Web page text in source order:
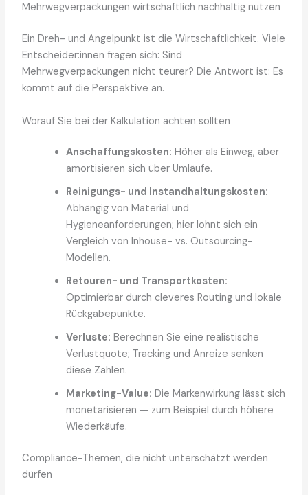
Mehrwegverpackungen wirtschaftlich nachhaltig nutzen
Ein Dreh- und Angelpunkt ist die Wirtschaftlichkeit. Viele
Entscheider:innen fragen sich: Sind
Mehrwegverpackungen nicht teurer? Die Antwort ist: Es
kommt auf die Perspektive an.
Worauf Sie bei der Kalkulation achten sollten
Anschaffungskosten: Höher als Einweg, aber
amortisieren sich über Umläufe.
Reinigungs- und Instandhaltungskosten:
Abhängig von Material und
Hygieneanforderungen; hier lohnt sich ein
Vergleich von Inhouse- vs. Outsourcing-
Modellen.
Retouren- und Transportkosten:
Optimierbar durch cleveres Routing und lokale
Rückgabepunkte.
Verluste: Berechnen Sie eine realistische
Verlustquote; Tracking und Anreize senken
diese Zahlen.
Marketing-Value: Die Markenwirkung lässt sich
monetarisieren — zum Beispiel durch höhere
Wiederkäufe.
Compliance-Themen, die nicht unterschätzt werden
dürfen